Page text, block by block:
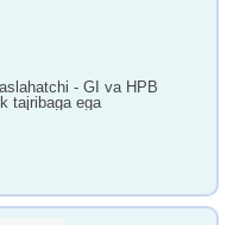
- GI va HPB
tajribaga ega